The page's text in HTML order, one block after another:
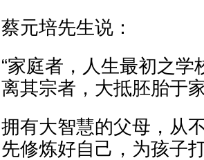
蔡元培先生说：
“家庭者，人生最初之
离其宗者，大抵胚胎于
拥有大智慧的父母，从
先修炼好自己，为孩子